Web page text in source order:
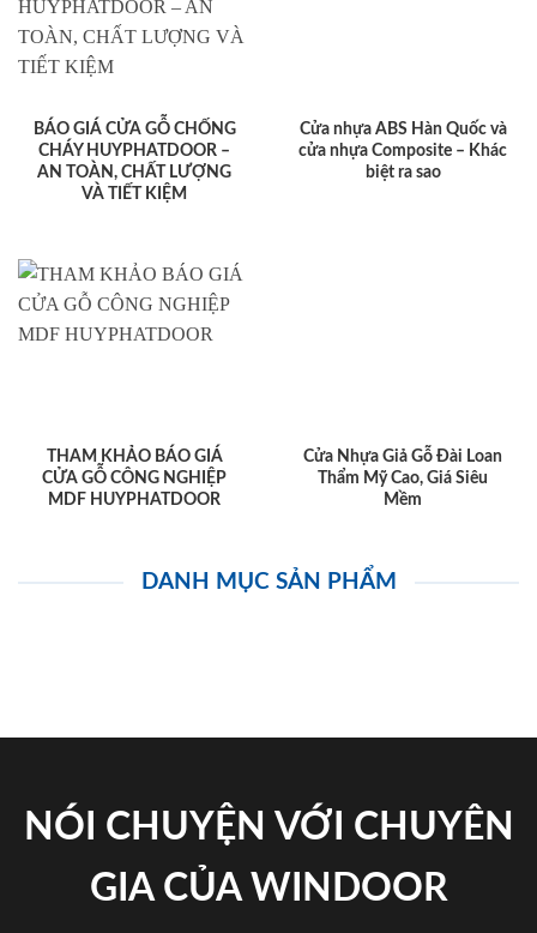
BÁO GIÁ CỬA GỖ CHỐNG
CHÁY HUYPHATDOOR –
AN TOÀN, CHẤT LƯỢNG
VÀ TIẾT KIỆM
Cửa nhựa ABS Hàn Quốc và
cửa nhựa Composite – Khác
biệt ra sao
THAM KHẢO BÁO GIÁ
CỬA GỖ CÔNG NGHIỆP
MDF HUYPHATDOOR
Cửa Nhựa Giả Gỗ Đài Loan
Thẩm Mỹ Cao, Giá Siêu
Mềm
DANH MỤC SẢN PHẨM
NÓI CHUYỆN VỚI CHUYÊN
GIA CỦA WINDOOR